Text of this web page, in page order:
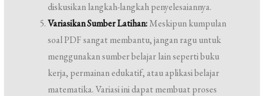
diskusikan langkah-langkah penyelesaiannya.
Variasikan Sumber Latihan:Meskipun kumpulan
soal PDF sangat membantu, jangan ragu untuk
menggunakan sumber belajar lain seperti buku
kerja, permainan edukatif, atau aplikasi belajar
matematika. Variasi ini dapat membuat proses